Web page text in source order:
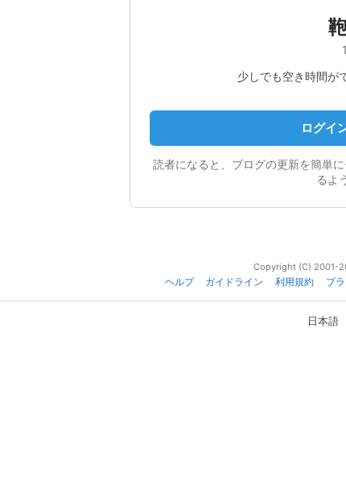
少しでも空き時間が
ログイ
読者になると、ブログの更新を簡単
るよ
Copyright (C) 2001-
ヘルプ
ガイドライン 利用規約 プ
日本語